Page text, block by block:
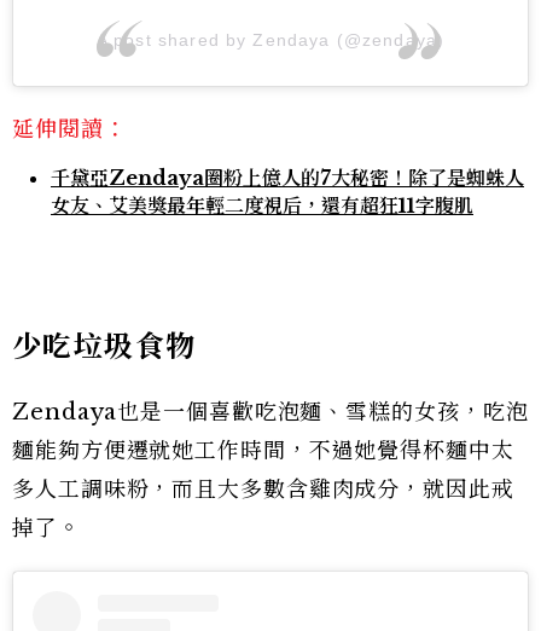
A post shared by Zendaya (@zendaya)
延伸閱讀：
千黛亞Zendaya圈粉上億人的7大秘密！除了是蜘蛛人
女友、艾美獎最年輕二度視后，還有超狂11字腹肌
少吃垃圾食物
Zendaya也是一個喜歡吃泡麵、雪糕的女孩，吃泡
麵能夠方便遷就她工作時間，不過她覺得杯麵中太
多人工調味粉，而且大多數含雞肉成分，就因此戒
掉了。